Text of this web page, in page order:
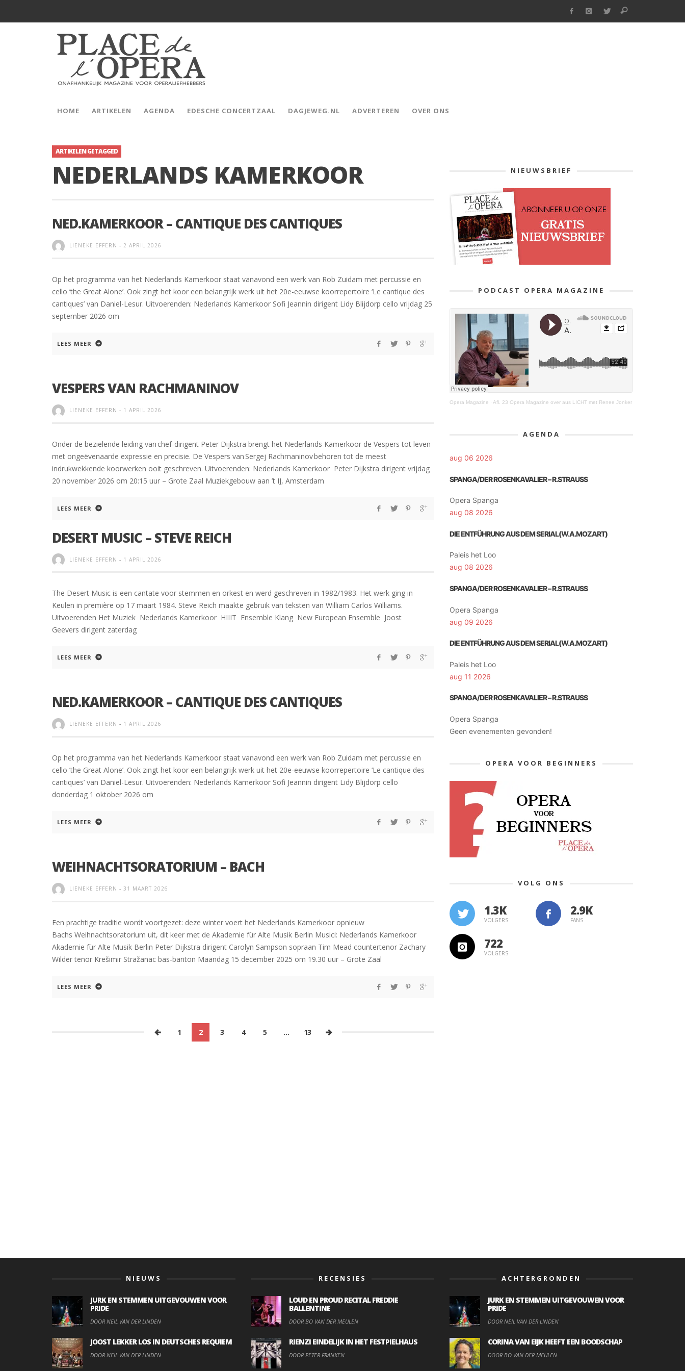
HOME ARTIKELEN AGENDA EDESCHE CONCERTZAAL DAGJEWEG.NL ADVERTEREN OVER ONS
ARTIKELEN GETAGGED
NEDERLANDS KAMERKOOR
NED.KAMERKOOR – CANTIQUE DES CANTIQUES
LIENEKE EFFERN - 2 APRIL 2026
Op het programma van het Nederlands Kamerkoor staat vanavond een werk van Rob Zuidam met percussie en
cello ’the Great Alone’. Ook zingt het koor een belangrijk werk uit het 20e-eeuwse koorrepertoire ‘Le cantique des
cantiques’ van Daniel-Lesur. Uitvoerenden: Nederlands Kamerkoor Sofi Jeannin dirigent Lidy Blijdorp cello vrijdag 25
september 2026 om
LEES MEER
VESPERS VAN RACHMANINOV
LIENEKE EFFERN - 1 APRIL 2026
Onder de bezielende leiding van chef-dirigent Peter Dijkstra brengt het Nederlands Kamerkoor de Vespers tot leven
met ongeëvenaarde expressie en precisie. De Vespers van Sergej Rachmaninov behoren tot de meest
indrukwekkende koorwerken ooit geschreven. Uitvoerenden: Nederlands Kamerkoor Peter Dijkstra dirigent vrijdag
20 november 2026 om 20:15 uur – Grote Zaal Muziekgebouw aan ’t IJ, Amsterdam
LEES MEER
DESERT MUSIC – STEVE REICH
LIENEKE EFFERN - 1 APRIL 2026
The Desert Music is een cantate voor stemmen en orkest en werd geschreven in 1982/1983. Het werk ging in
Keulen in première op 17 maart 1984. Steve Reich maakte gebruik van teksten van William Carlos Williams.
Uitvoerenden Het Muziek Nederlands Kamerkoor HIIIT Ensemble Klang New European Ensemble Joost
Geevers dirigent zaterdag
LEES MEER
NED.KAMERKOOR – CANTIQUE DES CANTIQUES
LIENEKE EFFERN - 1 APRIL 2026
Op het programma van het Nederlands Kamerkoor staat vanavond een werk van Rob Zuidam met percussie en
cello ’the Great Alone’. Ook zingt het koor een belangrijk werk uit het 20e-eeuwse koorrepertoire ‘Le cantique des
cantiques’ van Daniel-Lesur. Uitvoerenden: Nederlands Kamerkoor Sofi Jeannin dirigent Lidy Blijdorp cello
donderdag 1 oktober 2026 om
LEES MEER
WEIHNACHTSORATORIUM – BACH
LIENEKE EFFERN - 31 MAART 2026
Een prachtige traditie wordt voortgezet: deze winter voert het Nederlands Kamerkoor opnieuw
Bachs Weihnachtsoratorium uit, dit keer met de Akademie für Alte Musik Berlin Musici: Nederlands Kamerkoor
Akademie für Alte Musik Berlin Peter Dijkstra dirigent Carolyn Sampson sopraan Tim Mead countertenor Zachary
Wilder tenor Krešimir Stražanac bas-bariton Maandag 15 december 2025 om 19.30 uur – Grote Zaal
LEES MEER
1 2 3 4 5 … 13
NIEUWSBRIEF
PODCAST OPERA MAGAZINE
Opera Magazine · Afl. 23 Opera Magazine over aus LICHT met Renee Jonker
AGENDA
aug 06 2026
SPANGA/DER ROSENKAVALIER – R.STRAUSS
Opera Spanga
aug 08 2026
DIE ENTFÜHRUNG AUS DEM SERIAL(W.A.MOZART)
Paleis het Loo
aug 08 2026
SPANGA/DER ROSENKAVALIER – R.STRAUSS
Opera Spanga
aug 09 2026
DIE ENTFÜHRUNG AUS DEM SERIAL(W.A.MOZART)
Paleis het Loo
aug 11 2026
SPANGA/DER ROSENKAVALIER – R.STRAUSS
Opera Spanga
Geen evenementen gevonden!
OPERA VOOR BEGINNERS
VOLG ONS
1.3K
VOLGERS FANS
722
VOLGERS
NIEUWS
JURK EN STEMMEN UITGEVOUWEN VOOR
PRIDE
DOOR NEIL VAN DER LINDEN
JOOST LEKKER LOS IN DEUTSCHES REQUIEM
DOOR NEIL VAN DER LINDEN
RECENSIES
LOUD EN PROUD RECITAL FREDDIE
BALLENTINE
DOOR BO VAN DER MEULEN
RIENZI EINDELIJK IN HET FESTPIELHAUS
DOOR PETER FRANKEN
ACHTERGRONDEN
JURK EN STEMMEN UITGEVOUWEN VOOR
PRIDE
DOOR NEIL VAN DER LINDEN
CORINA VAN EIJK HEEFT EEN BOODSCHAP
DOOR BO VAN DER MEULEN